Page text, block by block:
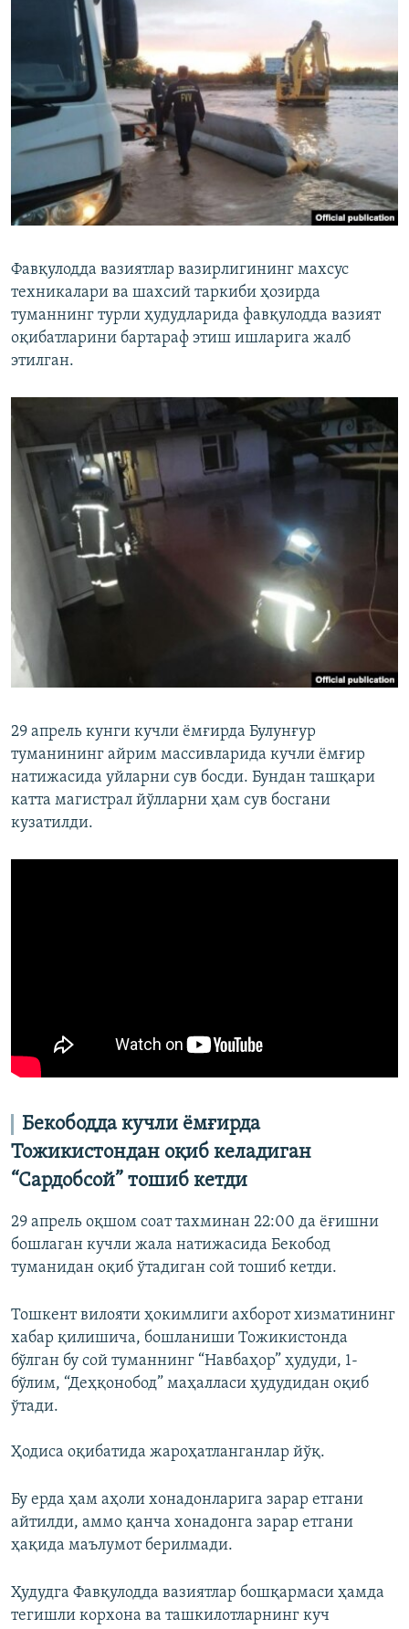
Фавқулодда вазиятлар вазирлигининг махсус
техникалари ва шахсий таркиби ҳозирда
туманнинг турли ҳудудларида фавқулодда вазият
оқибатларини бартараф этиш ишларига жалб
этилган.
29 апрель кунги кучли ёмғирда Булунғур
туманининг айрим массивларида кучли ёмғир
натижасида уйларни сув босди. Бундан ташқари
катта магистрал йўлларни ҳам сув босгани
кузатилди.
Бекободда кучли ёмғирда
Тожикистондан оқиб келадиган
“Сардобсой” тошиб кетди
29 апрель оқшом соат тахминан 22:00 да ёғишни
бошлаган кучли жала натижасида Бекобод
туманидан оқиб ўтадиган сой тошиб кетди.
Тошкент вилояти ҳокимлиги ахборот хизматининг
хабар қилишича, бошланиши Тожикистонда
бўлган бу сой туманнинг “Навбаҳор” ҳудуди, 1-
бўлим, “Деҳқонобод” маҳалласи ҳудудидан оқиб
ўтади.
Ҳодиса оқибатида жароҳатланганлар йўқ.
Бу ерда ҳам аҳоли хонадонларига зарар етгани
айтилди, аммо қанча хонадонга зарар етгани
ҳақида маълумот берилмади.
Ҳудудга Фавқулодда вазиятлар бошқармаси ҳамда
тегишли корхона ва ташкилотларнинг куч